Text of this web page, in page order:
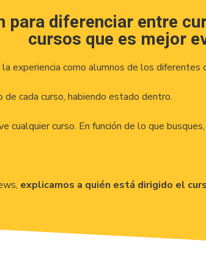
para diferenciar entre
cursos que es mejor
experiencia como alumnos de los diferentes
cada curso, habiendo estado dentro.
cualquier curso. En función de lo que
explicamos a quién está dirigido el